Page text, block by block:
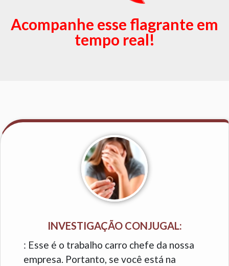
Acompanhe esse flagrante em
tempo real!
INVESTIGAÇÃO CONJUGAL:
: Esse é o trabalho carro chefe da nossa
empresa. Portanto, se você está na